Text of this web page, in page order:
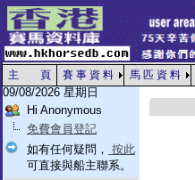
主 頁 賽 事 資 料 馬 匹 資 料
09/08/2026 星期日
Hi Anonymous
免費會員登記
如有任何疑問， 按此
可直接與船主聯系。